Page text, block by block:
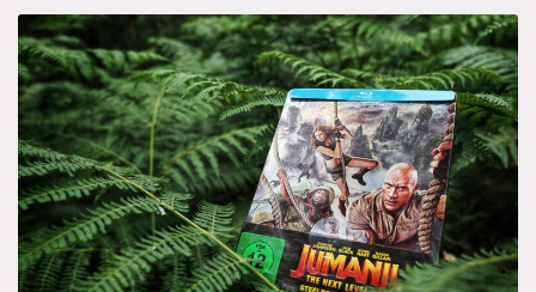
Place
–
Part
II:
Auf
den
Pfaden
der
wandelnden
Toten
…